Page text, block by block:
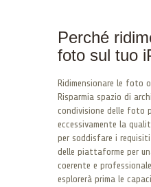
Perché
foto sul tuo
Ridimensionare le foto
Risparmia spazio di
condivisione delle foto
eccessivamente la
per soddisfare i
delle piattaforme per
coerente e
esplorerà prima le